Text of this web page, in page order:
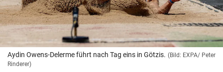
© Krone Multimedia GmbH & Co KG 2026
Muthgasse 2, 1190 Wien
Aydin Owens-Delerme führt nach Tag eins in Götzis. (Bild: EXPA/ Peter
Rinderer)